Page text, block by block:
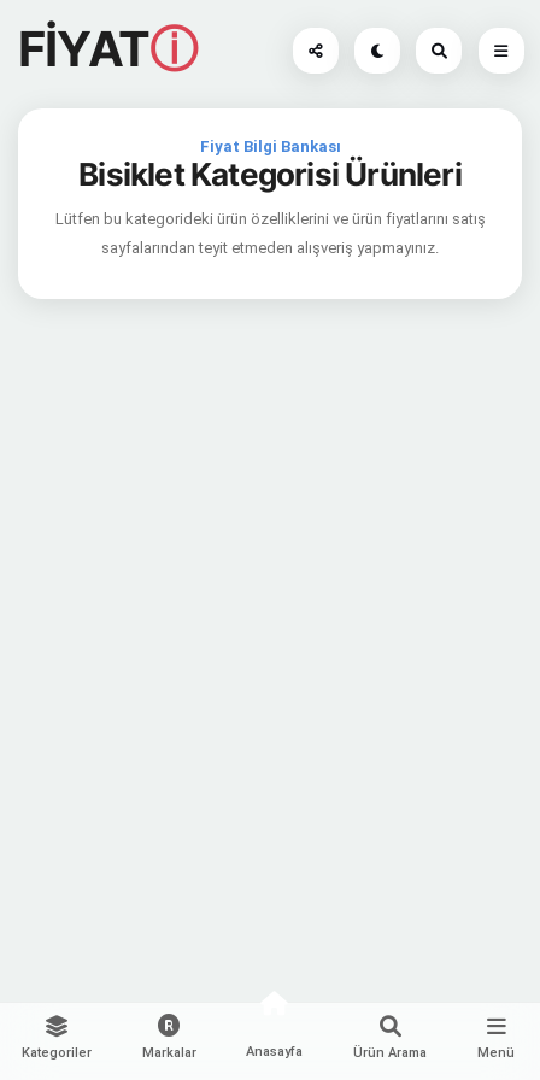
Kategoriler Markalar Anasayfa Ürün Arama Menü
FİYATⓘ
Fiyat Bilgi Bankası
Bisiklet Kategorisi Ürünleri
Lütfen bu kategorideki ürün özelliklerini ve ürün fiyatlarını satış
sayfalarından teyit etmeden alışveriş yapmayınız.